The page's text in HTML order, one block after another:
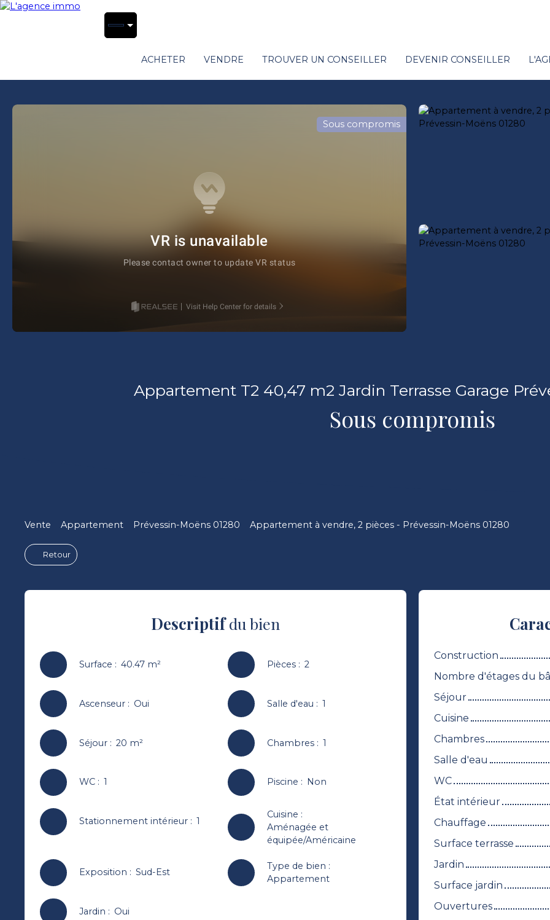
ACHETER VENDRE TROUVER UN CONSEILLER DEVENIR CONSEILLER
Sous compromis
Appartement T2 40,47 m2 Jardin Terrasse Garage
Sous compromis
Vente Appartement Prévessin-Moëns 01280 Appartement à vendre, 2 pièces - Prévessin-Moëns 01280
Retour
Descriptifdu bien
Surface : 40.47 m² Pièces: 2
Ascenseur: Oui Salle d'eau : 1
Séjour: 20 m² Chambres: 1
WC: 1 Piscine : Non
Stationnement intérieur: 1
Cuisine :
Aménagée et
équipée/Américaine
Exposition : Sud-Est
Type de bien :
Appartement
Jardin : Oui
Construction
Nombre d'étages du
Séjour
Cuisine
Chambres
Salle d'eau
WC
État intérieur
Chauffage
Surface terrasse
Jardin
Surface jardin
Ouvertures